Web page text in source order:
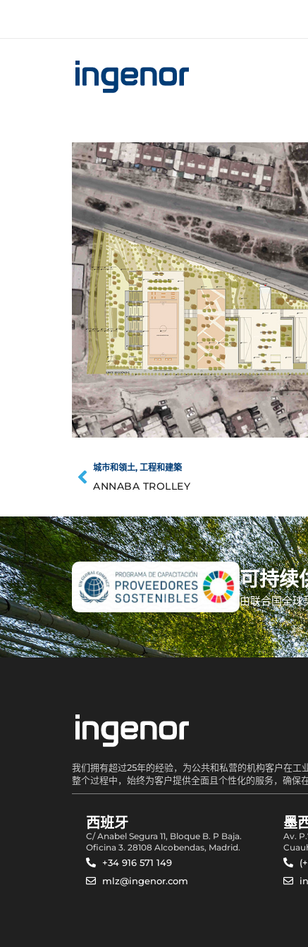
城市和領土, 工程和建築
ANNABA TROLLEY
可持续
由联合国全
我们拥有超过25年的经验，为公共和私营的机构客户在
整个过程中，始终为客户提供全面且个性化的服务，确保
西班牙
C/ Anabel Segura 11, Bloque B. P Baja.
Oficina 3. 28108 Alcobendas, Madrid.
+34 916 571 149
mlz@ingenor.com
墨
Av.